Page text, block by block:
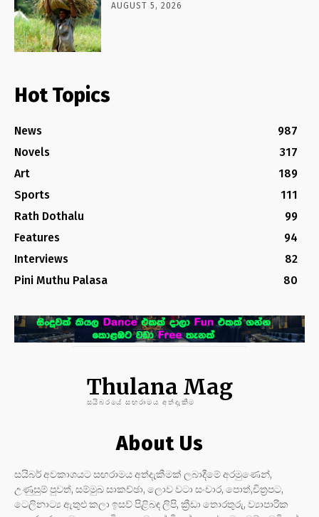
AUGUST 5, 2026
Hot Topics
News
987
Novels
317
Art
189
Sports
111
Rath Dothalu
99
Features
94
Interviews
82
Pini Muthu Palasa
80
Thulana Mag
සයිබරයේ සඟරාමය අත්දැකීම
About Us
සයිබර් අවකාශයට සඟරාමය අත්දැකීමක් ලබාදීමේ අරමුණෙන්,
උණුසුම් පුවත්, සම්මුඛ සාකච්ඡා, ලොව වටා සංචාර, පොත්,චිත්‍රපට,
ටෙලිනාට්‍ය ඇතුළු කලා ඉසව් පිළිබඳ ලිපි, ක්‍රීඩා තොරතුරු, ව්‍යාපාරික